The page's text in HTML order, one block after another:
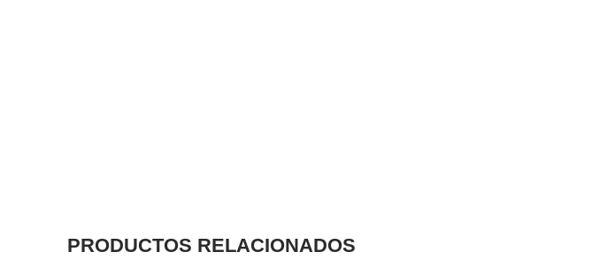
PRODUCTOS RELACIONADOS